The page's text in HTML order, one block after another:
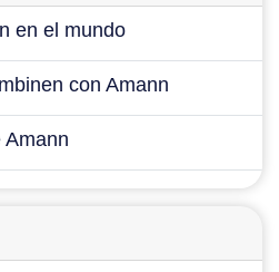
en el mundo
con Amann
Amann